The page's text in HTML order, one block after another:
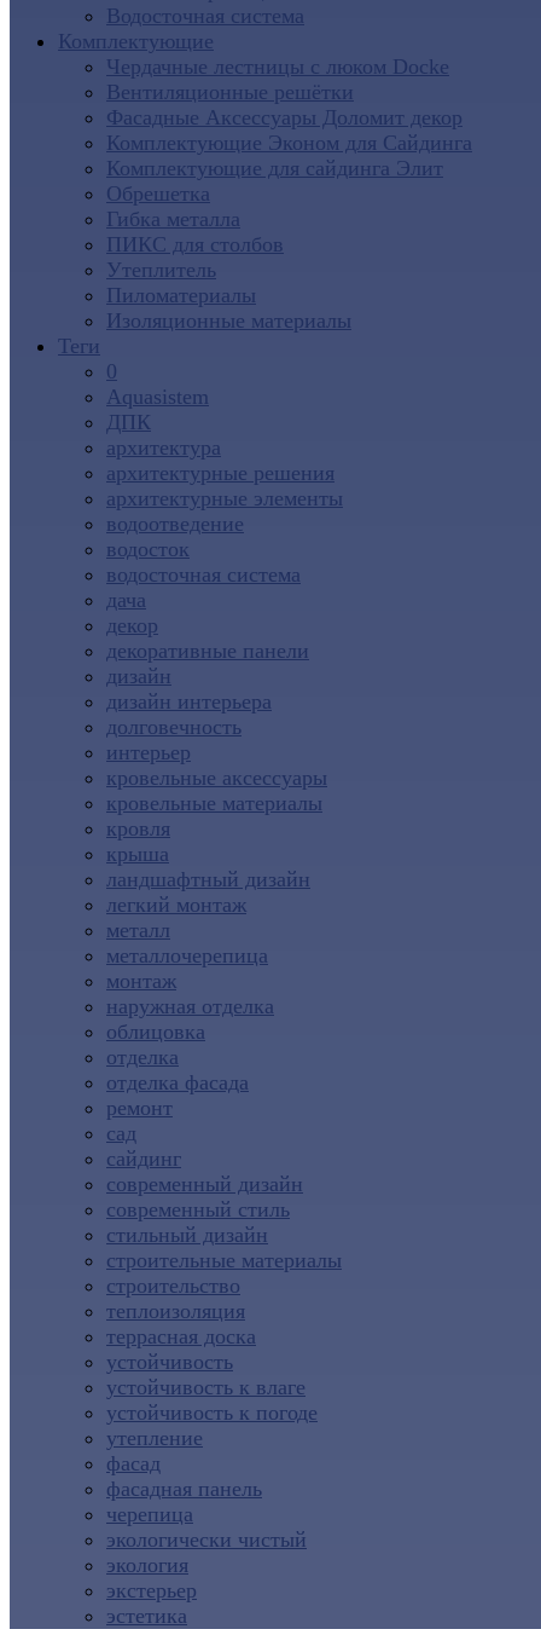
Водосточная система
Комплектующие
Чердачные лестницы с люком Docke
Вентиляционные решётки
Фасадные Аксессуары Доломит декор
Комплектующие Эконом для Сайдинга
Комплектующие для cайдинга Элит
Обрешетка
Гибка металла
ПИКС для столбов
Утеплитель
Пиломатериалы
Изоляционные материалы
Теги
0
Aquasistem
ДПК
архитектура
архитектурные решения
архитектурные элементы
водоотведение
водосток
водосточная система
дача
декор
декоративные панели
дизайн
дизайн интерьера
долговечность
интерьер
кровельные аксессуары
кровельные материалы
кровля
крыша
ландшафтный дизайн
легкий монтаж
металл
металлочерепица
монтаж
наружная отделка
облицовка
отделка
отделка фасада
ремонт
сад
сайдинг
современный дизайн
современный стиль
стильный дизайн
строительные материалы
строительство
теплоизоляция
террасная доска
устойчивость
устойчивость к влаге
устойчивость к погоде
утепление
фасад
фасадная панель
черепица
экологически чистый
экология
экстерьер
эстетика